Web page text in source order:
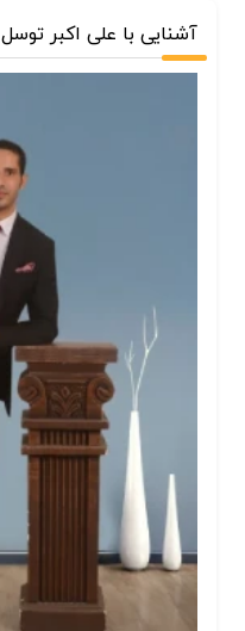
آشنایی با علی اکبر توسل